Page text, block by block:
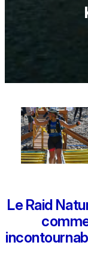
Le Raid